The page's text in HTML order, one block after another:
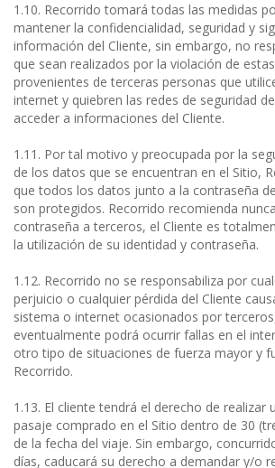
1.10. Recorrido tomará todas las medidas
mantener la confidencialidad, seguridad y
información del Cliente, sin embargo, no
que sean realizados por la violación de
provenientes de terceras personas que
internet y quiebren las redes de seguridad
acceder a informaciones del Cliente.
1.11. Por tal motivo y preocupada por la
de los datos que se encuentran en el Sitio,
que todos los datos junto a la contraseña
son protegidos. Recorrido recomienda
contraseña a terceros, el Cliente es
la utilización de su identidad y contraseña.
1.12. Recorrido no se responsabiliza por
perjuicio o cualquier pérdida del Cliente
sistema o internet ocasionados por
eventualmente podrá ocurrir fallas en el
otro tipo de situaciones de fuerza mayor y
Recorrido.
1.13. El cliente tendrá el derecho de realizar
pasaje comprado en el Sitio dentro de 30
de la fecha del viaje. Sin embargo,
días, caducará su derecho a demandar y/o